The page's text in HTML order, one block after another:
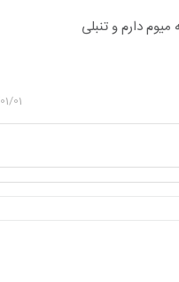
دارم و تنبلی
01